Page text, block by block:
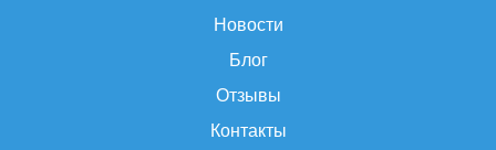
Новости
Блог
Отзывы
Контакты